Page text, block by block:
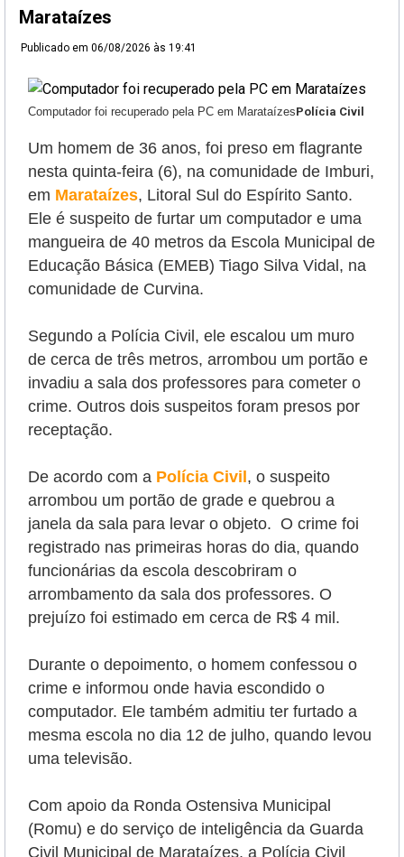
Marataízes
Publicado em 06/08/2026 às 19:41
Computador foi recuperado pela PC em MarataízesPolícia Civil
Um homem de 36 anos, foi preso em flagrante
nesta quinta-feira (6), na comunidade de Imburi,
em Marataízes, Litoral Sul do Espírito Santo.
Ele é suspeito de furtar um computador e uma
mangueira de 40 metros da Escola Municipal de
Educação Básica (EMEB) Tiago Silva Vidal, na
comunidade de Curvina.
Segundo a Polícia Civil, ele escalou um muro
de cerca de três metros, arrombou um portão e
invadiu a sala dos professores para cometer o
crime. Outros dois suspeitos foram presos por
receptação.
De acordo com a Polícia Civil , o suspeito
arrombou um portão de grade e quebrou a
janela da sala para levar o objeto. O crime foi
registrado nas primeiras horas do dia, quando
funcionárias da escola descobriram o
arrombamento da sala dos professores. O
prejuízo foi estimado em cerca de R$ 4 mil.
Durante o depoimento, o homem confessou o
crime e informou onde havia escondido o
computador. Ele também admitiu ter furtado a
mesma escola no dia 12 de julho, quando levou
uma televisão.
Com apoio da Ronda Ostensiva Municipal
(Romu) e do serviço de inteligência da Guarda
Civil Municipal de Marataízes, a Polícia Civil